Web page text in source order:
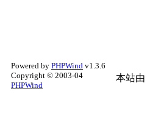
Powered by PHPWind v1.3.6
Copyright © 2003-04
PHPWind
本站由